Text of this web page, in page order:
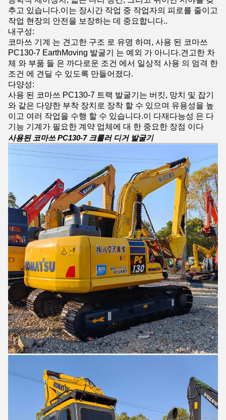
추고 있습니다.이는 장시간 작업 중 작업자의 피로를 줄이고
작업 현장의 안전을 보장하는 데 중요합니다..
내구성:
코마쓰 기계 는 견고한 구조 로 유명 하며, 사용 된 코마쓰
PC130-7 EarthMoving 발굴기 는 예외 가 아니다.견고한 차
체 와 부품 들 은 까다로운 조건 에서 일상적 사용 의 엄격 한
조건 에 견딜 수 있도록 만들어졌다.
다양성:
사용 된 코마쓰 PC130-7 트랙 발굴기는 버킷, 망치 및 잡기
와 같은 다양한 부착 장치로 장착 할 수 있으며 유용성을 높
이고 여러 작업을 수행 할 수 있습니다.이 다재다능성 은 다
기능 기계가 필요한 계약 업체에 대 한 중요한 장점 이다
사용된 코마쓰 PC130-7 크롤러 디거 발굴기